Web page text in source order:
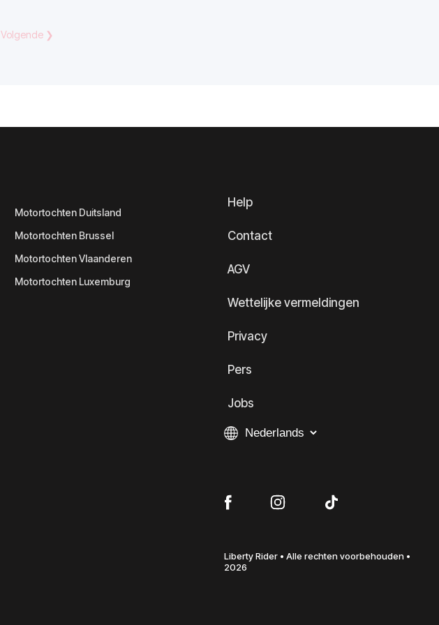
Volgende❯
Motortochten Duitsland
Motortochten Brussel
Motortochten Vlaanderen
Motortochten Luxemburg
Help
Contact
AGV
Wettelijke vermeldingen
Privacy
Pers
Jobs
Liberty Rider • Alle rechten voorbehouden •
2026